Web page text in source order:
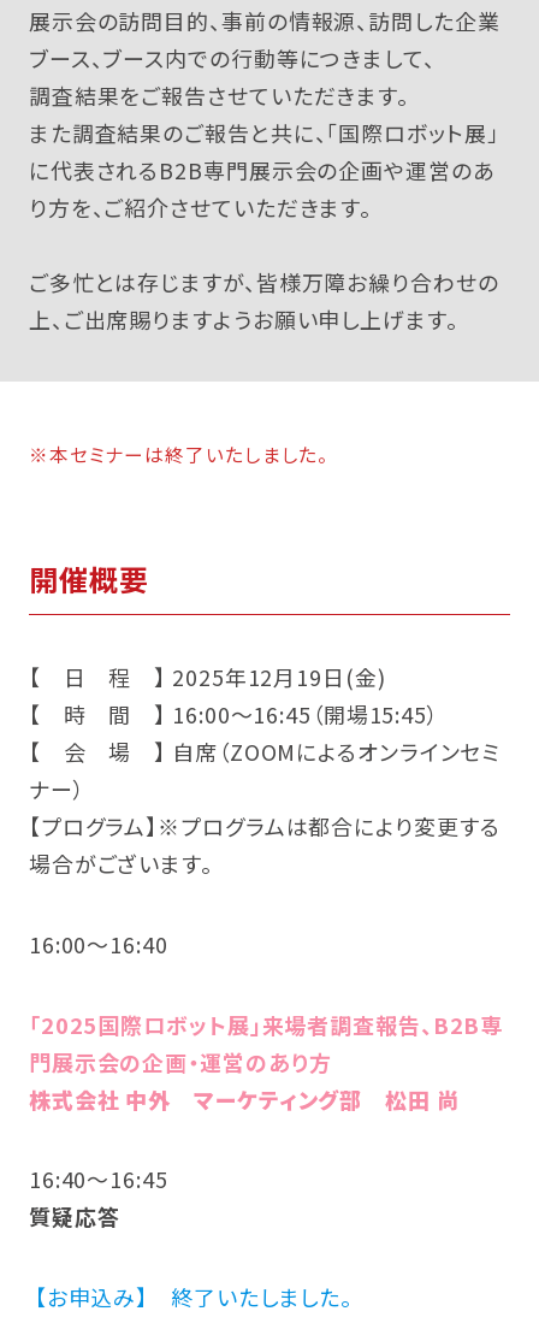
展示会の訪問目的、事前の情報源、訪問した企業
ブース、ブース内での行動等につきまして、
調査結果をご報告させていただきます。
また調査結果のご報告と共に、「国際ロボット展」
に代表されるB2B専門展示会の企画や運営のあ
り方を、ご紹介させていただきます。
ご多忙とは存じますが、皆様万障お繰り合わせの
上、ご出席賜りますようお願い申し上げます。
※本セミナーは終了いたしました。
開催概要
【 日 程 】 2025年12月19日(金)
【 時 間 】 16:00～16:45（開場15:45）
【 会 場 】 自席（ZOOMによるオンラインセミ
ナー）
【プログラム】※プログラムは都合により変更する
場合がございます。
16:00～16:40
「2025国際ロボット展」来場者調査報告、B2B専
門展示会の企画・運営のあり方
株式会社 中外 マーケティング部 松田 尚
16:40～16:45
質疑応答
【お申込み】 終了いたしました。